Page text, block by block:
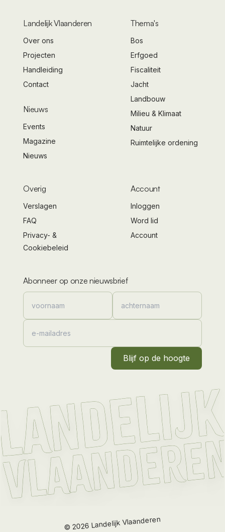
Landelijk Vlaanderen
Over ons
Projecten
Handleiding
Contact
Nieuws
Events
Magazine
Nieuws
Thema's
Bos
Erfgoed
Fiscaliteit
Jacht
Landbouw
Milieu & Klimaat
Natuur
Ruimtelijke ordening
Overig
Verslagen
FAQ
Privacy- &
Cookiebeleid
Account
Inloggen
Word lid
Account
Abonneer op onze nieuwsbrief
Blijf op de hoogte
©2026Landelijk Vlaanderen